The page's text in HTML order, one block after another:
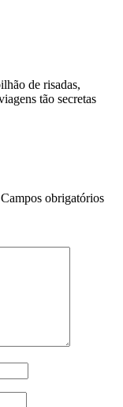
de risadas,
tão secretas
Campos obrigatórios